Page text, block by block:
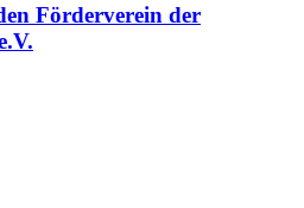
Förderverein der